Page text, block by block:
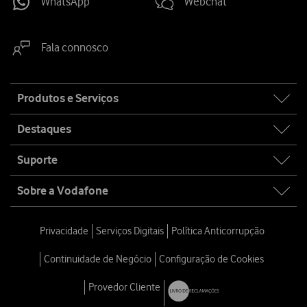
Fala connosco
map
Produtos e Serviços
Destaques
Suporte
Sobre a Vodafone
Privacidade Serviços Digitais Política Anticorrupção
Continuidade de Negócio Configuração de Cookies
Provedor Cliente